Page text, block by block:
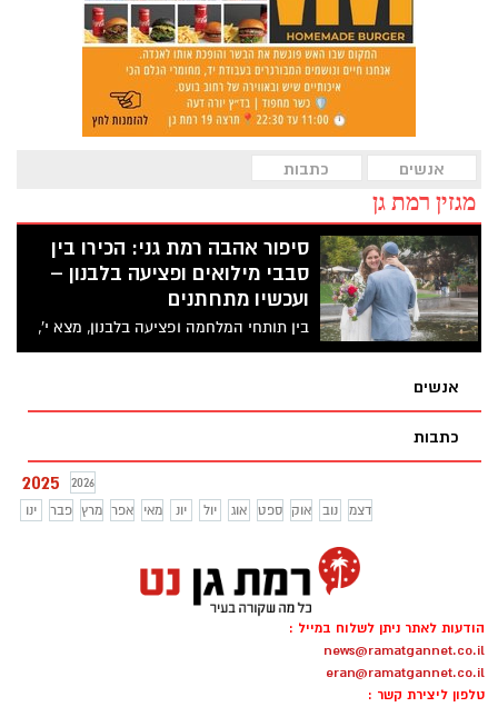
אנשים כתבות
מגזין רמת גן
סיפור אהבה רמת גני: הכירו בין
סבבי מילואים ופציעה בלבנון –
ועכשיו מתחתנים
בין תותחי המלחמה ופציעה בלבנון, מצא י',
סטודנט לרפואה באיטליה ולוחם ביחידה
אנשים
כתבות
2025
2026
ינו
פבר מרץ אפר מאי יונ יול אוג ספט אוק נוב דצמ
הודעות לאתר ניתן לשלוח במייל :
news@ramatgannet.co.il
eran@ramatgannet.co.il
טלפון ליצירת קשר :